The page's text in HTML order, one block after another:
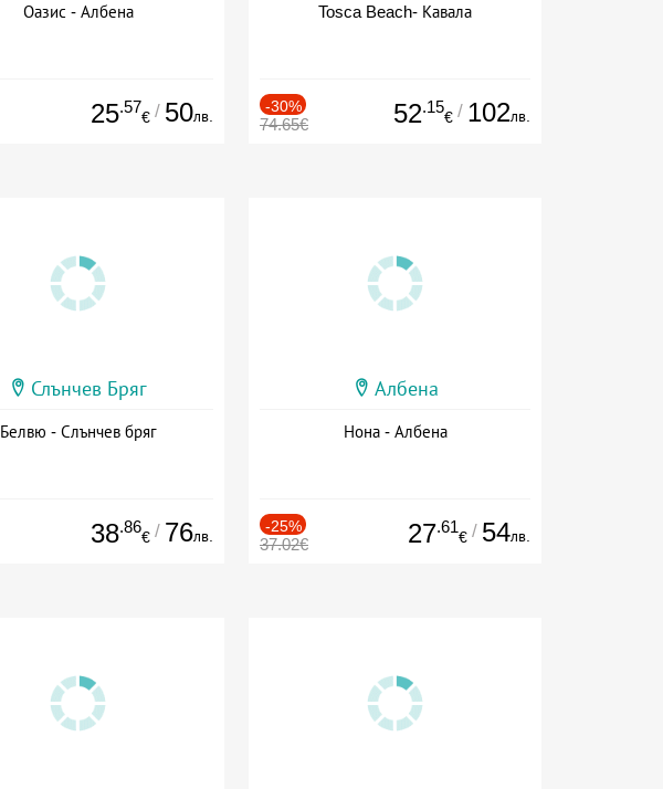
Оазис - Албена
25.57
€ / 50лв.
Tosca Beach- Кавала
-30%
74.65€ 52.15
€ / 102лв.
Слънчев Бряг
Белвю - Слънчев бряг
38.86
€ / 76лв.
Албена
Нона - Албена
-25%
37.02€ 27.61
€ / 54лв.